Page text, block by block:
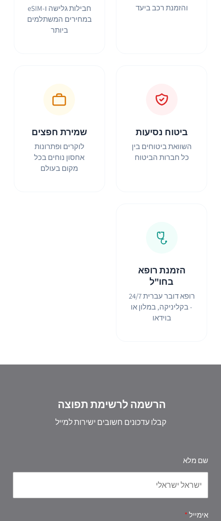
והזמנת רכב ביעד
חבילות גלישה ו-eSIM
במחירים המשתלמים
ביותר
ביטוח נסיעות
השוואת ביטוחים בין
כל חברות הביטוח
שמירת חפצים
לוקרים ופתרונות
אחסון נוחים בכל
מקום בעולם
הזמנת רופא
בחו"ל
רופא דובר עברית 24/7
- בקליניקה, במלון או
בוידאו
הרשמה לרשימת תפוצה
קבלו עדכונים חשובים ישירות למייל
שם מלא
אימייל